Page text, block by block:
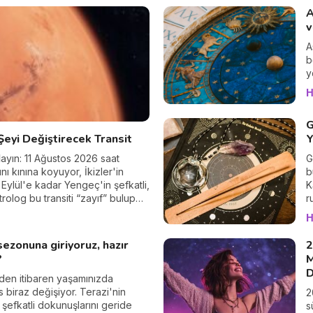
Değiştirecek Transit
11 Ağustos 2026 saat
kınına koyuyor, İkizler'in
Eylül'e kadar Yengeç'in şefkatli,
bu transiti “zayıf” bulup
yılın en insani geçişlerinden
kalbiniz anlayacak. 💛
giriyoruz, hazır
itibaren yaşamınızda
biraz değişiyor. Terazi'nin
dokunuşlarını geride